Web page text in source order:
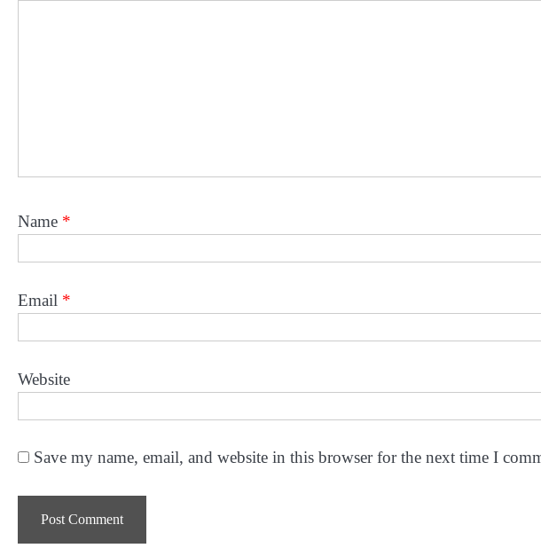
Name *
Email *
Website
Save my name, email, and website in this browser for the next time I